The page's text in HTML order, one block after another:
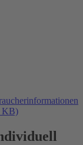
KB)